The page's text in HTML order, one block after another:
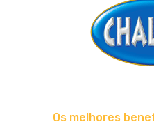
Os melhores